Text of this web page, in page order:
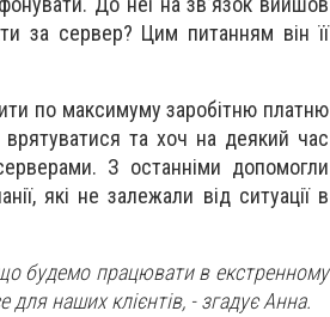
за сервер? Цим питанням він її
по максимуму заробітню платню
та хоч на деякий час
З останніми допомогли
які не залежали від ситуації в
будемо працювати в екстренному
наших клієнтів, - згадує Анна.